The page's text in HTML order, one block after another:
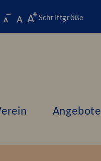
Schriftgröße
Angebote